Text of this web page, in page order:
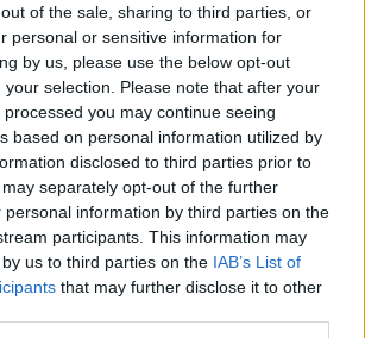
of the sale, sharing to third parties, or
personal or sensitive information for
by us, please use the below opt-out
selection. Please note that after your
you may continue seeing
based on personal information utilized by
disclosed to third parties prior to
separately opt-out of the further
personal information by third parties on the
participants. This information may
us to third parties on the IAB’s List of
that may further disclose it to other
ημέρας
Όλους 2026: Σήμερα ανοίγει
– Ποια ΑΦΜ προηγούνται
ηλικιωμένος και το
Αράχωβα – Όσα ισχυρίστηκε ο